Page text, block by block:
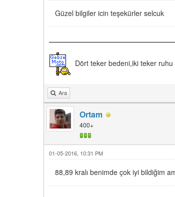
Güzel bilgiler icin teşekürler selcuk
Dört teker bedeni,iki teker
Ara
Ortam
400+
01-05-2016, 10:31 PM
88,89 kralı benimde çok iyi bildiğim